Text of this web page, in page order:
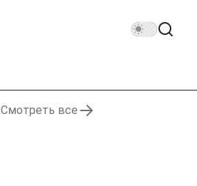
Смотреть все